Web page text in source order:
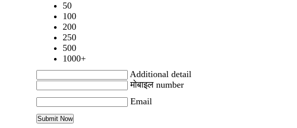
50
100
200
250
500
1000+
Additional detail
मोबाइल number
Email